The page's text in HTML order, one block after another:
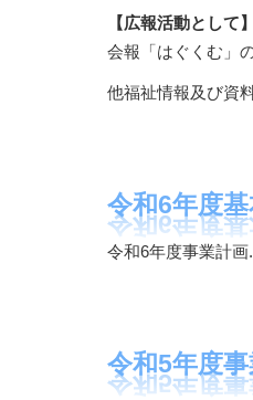
【広報活動として】
会報「はぐくむ」
他福祉情報及び資
令和6年度
令和6年度事業計画
令和5年度